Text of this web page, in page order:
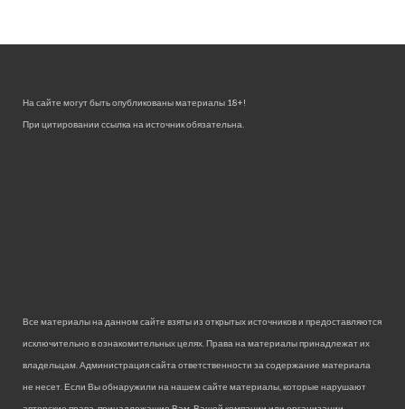
На сайте могут быть опубликованы материалы 18+!
При цитировании ссылка на источник обязательна.
Все материалы на данном сайте взяты из открытых источников и предоставляются
исключительно в ознакомительных целях. Права на материалы принадлежат их
владельцам. Администрация сайта ответственности за содержание материала
не несет. Если Вы обнаружили на нашем сайте материалы, которые нарушают